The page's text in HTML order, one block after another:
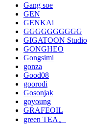
Gang soe
GEN
GENKAi
GGGGGGGGGG
GIGATOON Studio
GONGHEO
Gongsimi
gonza
Good08
goorodi
Gosonjak
goyoung
GRAFEOIL
green TEA。